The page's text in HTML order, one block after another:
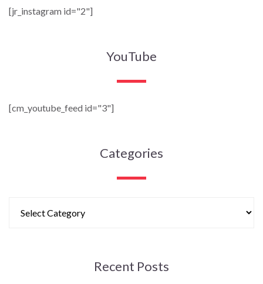
[jr_instagram id="2"]
YouTube
[cm_youtube_feed id="3"]
Categories
Recent Posts